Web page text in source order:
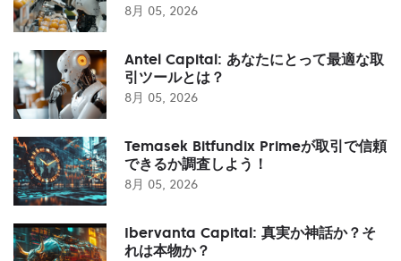
8月 05, 2026
Antel Capital: あなたにとって最適な取
引ツールとは？
8月 05, 2026
Temasek Bitfundix Primeが取引で信頼
できるか調査しよう！
8月 05, 2026
Ibervanta Capital: 真実か神話か？そ
れは本物か？